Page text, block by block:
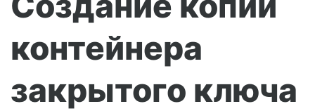
контейнера
закрытого ключа